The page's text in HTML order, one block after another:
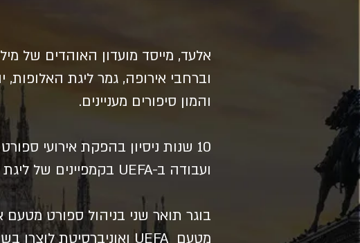
וברחבי אירופה, גמר ליגת
והמון סיפורים מעניינים.
10 שנות ניסיון בהפקת אירועי ספורט בינלאומיים ב-18 מדינות כמו טורנירים, מחנות, השתלמויות מאמנים
ועבודה ב-UEFA בקמפיינים של ליגת אלופות, ליגה אירופית, קונפרנס ליג ואליפות אירופה U17.
בוגר תואר שני בניהול ספורט מטעם